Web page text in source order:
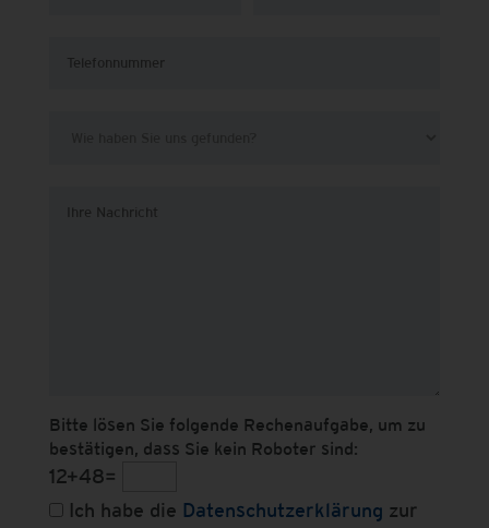
Bitte lösen Sie folgende Rechenaufgabe, um zu
bestätigen, dass Sie kein Roboter sind:
12+48=
Ich habe die Datenschutzerklärung zur